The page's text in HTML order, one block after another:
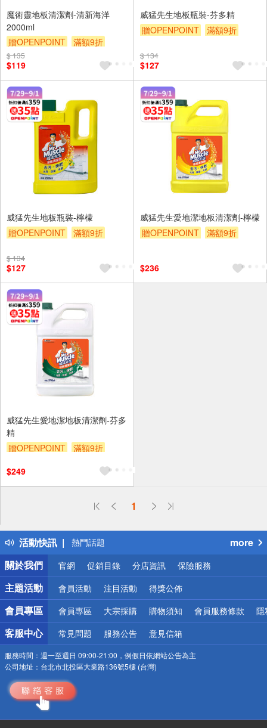
魔術靈地板清潔劑-清新海洋
2000ml
贈OPENPOINT
滿額9折
贈$200
$ 135
$119
威猛先生地板瓶裝-芬多精
贈OPENPOINT
滿額9折
$ 134
$127
威猛先生地板瓶裝-檸檬
贈OPENPOINT
滿額9折
$ 134
$127
威猛先生愛地潔地板清潔劑-檸檬
贈OPENPOINT
滿額9折
$236
威猛先生愛地潔地板清潔劑-芬多
精
贈OPENPOINT
滿額9折
$249
1
活動快訊
偏遠地區配送
得獎公告
熱門話題
銀行優惠
偏遠地區配送
詐騙網頁！請小心！
more
關於我們
官網 促銷目錄 分店資訊 保險服務
主題活動 會員活動 注目活動 得獎公佈
會員專區 會員專區 大宗採購 購物須知 會員服務條款 隱
客服中心 常見問題 服務公告 意見信箱
服務時間： 週一至週日 09:00-21:00，例假日依網站公告為主
公司地址： 台北市北投區大業路136號5樓 (台灣)